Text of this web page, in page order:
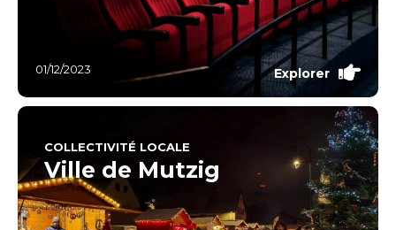
01/12/2023 Explorer
COLLECTIVITÉ LOCALE
Ville de Mutzig